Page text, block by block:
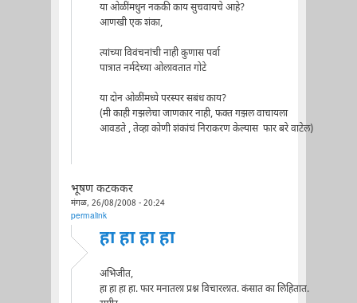
या ओळींमधुन नककी काय सुचवायचे आहे?
आणखी एक शंका,
त्यांच्या विवंचनांची नाही कुणास पर्वा
पात्रात नर्मदेच्या ओलावतात गोटे
या दोन ओळींमध्ये परस्पर सबंध काय?
(मी काही गझलेचा जाणकार नाही, फक्त गझल वाचायला
आवडते , तेव्हा कोणी शंकांचं निराकरण केल्यास फार बरे वाटेल)
भूषण कटककर
मंगळ, 26/08/2008 - 20:24
permalink
हा हा हा हा
अभिजीत,
हा हा हा हा. फार मनातला प्रश्न विचारलात. कंसात का लिहितात.